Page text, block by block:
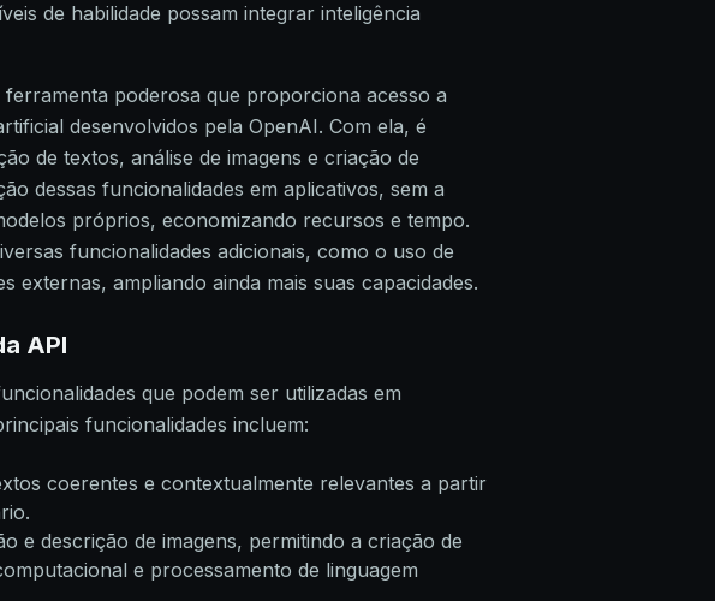
de habilidade possam integrar inteligência
poderosa que proporciona acesso a
desenvolvidos pela OpenAI. Com ela, é
de textos, análise de imagens e criação de
dessas funcionalidades em aplicativos, sem a
próprios, economizando recursos e tempo.
funcionalidades adicionais, como o uso de
externas, ampliando ainda mais suas capacidades.
API
que podem ser utilizadas em
funcionalidades incluem:
coerentes e contextualmente relevantes a partir
e descrição de imagens, permitindo a criação de
e processamento de linguagem